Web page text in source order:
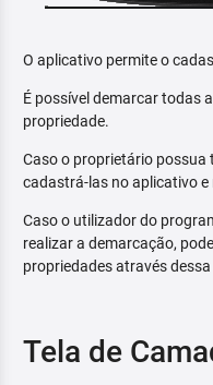
O aplicativo permite o
É possível demarcar todas
propriedade.
Caso o proprietário possua
cadastrá-las no aplicativo
Caso o utilizador do
realizar a demarcação,
propriedades através
Tela de